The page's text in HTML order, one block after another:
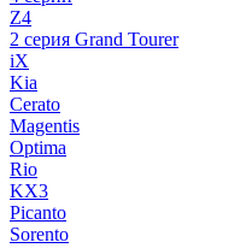
Z4
2 серия Grand Tourer
iX
Kia
Cerato
Magentis
Optima
Rio
KX3
Picanto
Sorento